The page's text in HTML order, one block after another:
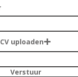
CV uploaden
Verstuur